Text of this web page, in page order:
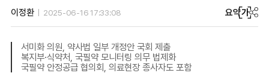
이정환 2025-06-16 17:33:08 요약가
서미화 의원, 약사법 일부 개정안 국회 제출
복지부·식약처, 국필약 모니터링 의무 법제화
국필약 안정공급 협의회, 의료현장 종사자도 포함